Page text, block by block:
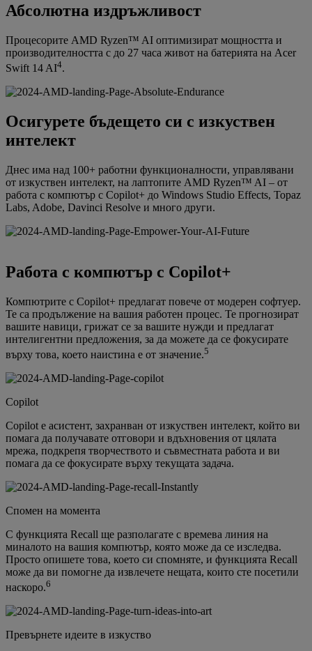
Абсолютна издръжливост
Процесорите AMD Ryzen™ AI оптимизират мощността и
производителността с до 27 часа живот на батерията на Acer
Swift 14 AI4.
Осигурете бъдещето си с изкуствен
интелект
Днес има над 100+ работни функционалности, управлявани
от изкуствен интелект, на лаптопите AMD Ryzen™ AI – от
работа с компютър с Copilot+ до Windows Studio Effects, Topaz
Labs, Adobe, Davinci Resolve и много други.
Работа с компютър с Copilot+
Компютрите с Copilot+ предлагат повече от модерен софтуер.
Те са продължение на вашия работен процес. Те прогнозират
вашите навици, грижат се за вашите нужди и предлагат
интелигентни предложения, за да можете да се фокусирате
върху това, което наистина е от значение.5
Copilot
Copilot е асистент, захранван от изкуствен интелект, който ви
помага да получавате отговори и вдъхновения от цялата
мрежа, подкрепя творчеството и съвместната работа и ви
помага да се фокусирате върху текущата задача.
Спомен на момента
С функцията Recall ще разполагате с времева линия на
миналото на вашия компютър, която може да се изследва.
Просто опишете това, което си спомняте, и функцията Recall
може да ви помогне да извлечете нещата, които сте посетили
наскоро.6
Превърнете идеите в изкуство